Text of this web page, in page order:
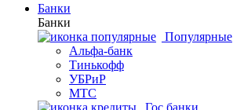
Банки
Банки
Популярные
Альфа-банк
Тинькофф
УБРиР
МТС
Гос банки